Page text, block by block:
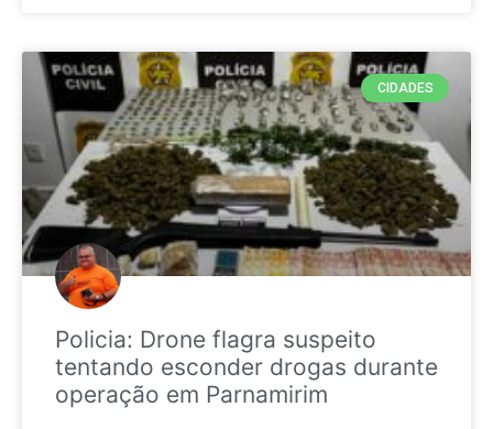
CIDADES
Policia: Drone flagra suspeito
tentando esconder drogas durante
operação em Parnamirim